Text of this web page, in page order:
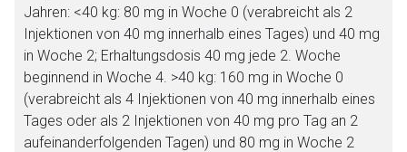
Jahren: <40 kg: 80 mg in Woche 0 (verabreicht als 2
Injektionen von 40 mg innerhalb eines Tages) und 40 mg
in Woche 2; Erhaltungsdosis 40 mg jede 2. Woche
beginnend in Woche 4. >40 kg: 160 mg in Woche 0
(verabreicht als 4 Injektionen von 40 mg innerhalb eines
Tages oder als 2 Injektionen von 40 mg pro Tag an 2
aufeinanderfolgenden Tagen) und 80 mg in Woche 2